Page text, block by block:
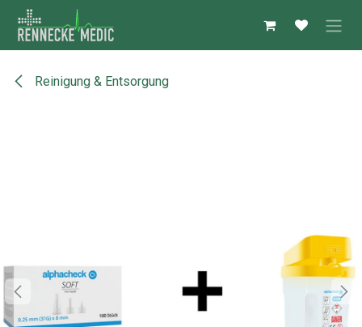
Zum Inhalt springen
Reinigung & Entsorgung